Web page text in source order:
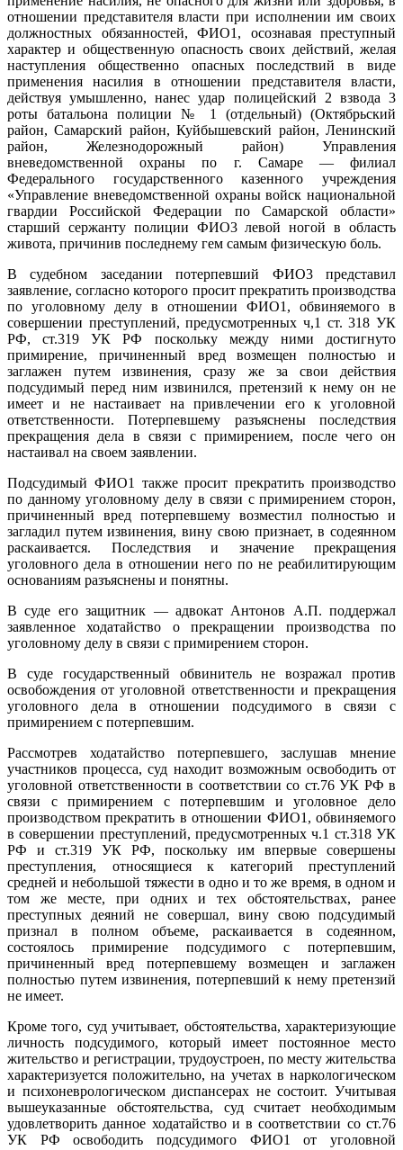
отношении представителя власти при исполнении им своих
должностных обязанностей, ФИО1, осознавая преступный
характер и общественную опасность своих действий, желая
наступления общественно опасных последствий в виде
применения насилия в отношении представителя власти,
действуя умышленно, нанес удар полицейский 2 взвода 3
роты батальона полиции № 1 (отдельный) (Октябрьский
район, Самарский район, Куйбышевский район, Ленинский
район, Железнодорожный район) Управления
вневедомственной охраны по г. Самаре — филиал
Федерального государственного казенного учреждения
«Управление вневедомственной охраны войск национальной
гвардии Российской Федерации по Самарской области»
старший сержанту полиции ФИО3 левой ногой в область
живота, причинив последнему гем самым физическую боль.
В судебном заседании потерпевший ФИО3 представил
заявление, согласно которого просит прекратить производства
по уголовному делу в отношении ФИО1, обвиняемого в
совершении преступлений, предусмотренных ч,1 ст. 318 УК
РФ, ст.319 УК РФ поскольку между ними достигнуто
примирение, причиненный вред возмещен полностью и
заглажен путем извинения, сразу же за свои действия
подсудимый перед ним извинился, претензий к нему он не
имеет и не настаивает на привлечении его к уголовной
ответственности. Потерпевшему разъяснены последствия
прекращения дела в связи с примирением, после чего он
настаивал на своем заявлении.
Подсудимый ФИО1 также просит прекратить производство
по данному уголовному делу в связи с примирением сторон,
причиненный вред потерпевшему возместил полностью и
загладил путем извинения, вину свою признает, в содеянном
раскаивается. Последствия и значение прекращения
уголовного дела в отношении него по не реабилитирующим
основаниям разъяснены и понятны.
В суде его защитник — адвокат Антонов А.П. поддержал
заявленное ходатайство о прекращении производства по
уголовному делу в связи с примирением сторон.
В суде государственный обвинитель не возражал против
освобождения от уголовной ответственности и прекращения
уголовного дела в отношении подсудимого в связи с
примирением с потерпевшим.
Рассмотрев ходатайство потерпевшего, заслушав мнение
участников процесса, суд находит возможным освободить от
уголовной ответственности в соответствии со ст.76 УК РФ в
связи с примирением с потерпевшим и уголовное дело
производством прекратить в отношении ФИО1, обвиняемого
в совершении преступлений, предусмотренных ч.1 ст.318 УК
РФ и ст.319 УК РФ, поскольку им впервые совершены
преступления, относящиеся к категорий преступлений
средней и небольшой тяжести в одно и то же время, в одном и
том же месте, при одних и тех обстоятельствах, ранее
преступных деяний не совершал, вину свою подсудимый
признал в полном объеме, раскаивается в содеянном,
состоялось примирение подсудимого с потерпевшим,
причиненный вред потерпевшему возмещен и заглажен
полностью путем извинения, потерпевший к нему претензий
не имеет.
Кроме того, суд учитывает, обстоятельства, характеризующие
личность подсудимого, который имеет постоянное место
жительство и регистрации, трудоустроен, по месту жительства
характеризуется положительно, на учетах в наркологическом
и психоневрологическом диспансерах не состоит. Учитывая
вышеуказанные обстоятельства, суд считает необходимым
удовлетворить данное ходатайство и в соответствии со ст.76
УК РФ освободить подсудимого ФИО1 от уголовной